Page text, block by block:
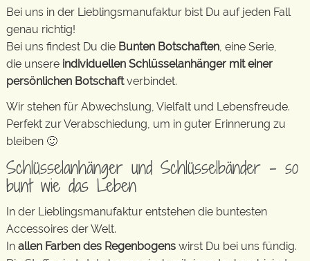
Bei uns in der Lieblingsmanufaktur bist Du auf jeden Fall
genau richtig!
Bei uns findest Du die Bunten Botschaften , eine Serie,
die unsere individuellen Schlüsselanhänger mit einer
persönlichen Botschaftverbindet.
Wir stehen für Abwechslung, Vielfalt und Lebensfreude.
Perfekt zur Verabschiedung, um in guter Erinnerung zu
bleiben 🙂
Schlüsselanhänger und Schlüsselbänder – so
bunt wie das Leben
In der Lieblingsmanufaktur entstehen die buntesten
Accessoires der Welt.
In allen Farben des Regenbogens wirst Du bei uns fündig.